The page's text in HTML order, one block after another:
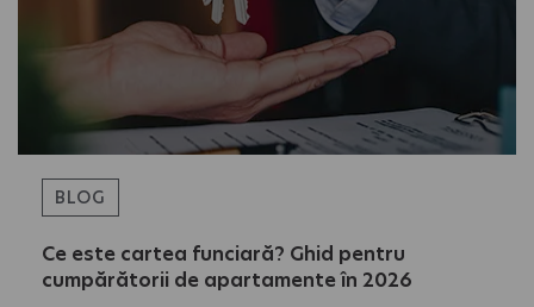
BLOG
Ce este cartea funciară? Ghid pentru
cumpărătorii de apartamente în 2026